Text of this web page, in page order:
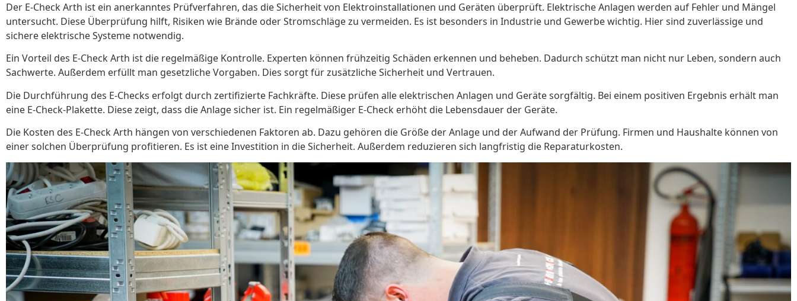
Der E-Check Arth ist ein anerkanntes Prüfverfahren, das die Sicherheit von Elektroinstallationen und Geräten überprüft. Elektrische Anlagen werden auf Fehler und Mängel
untersucht. Diese Überprüfung hilft, Risiken wie Brände oder Stromschläge zu vermeiden. Es ist besonders in Industrie und Gewerbe wichtig. Hier sind zuverlässige und
sichere elektrische Systeme notwendig.
Ein Vorteil des E-Check Arth ist die regelmäßige Kontrolle. Experten können frühzeitig Schäden erkennen und beheben. Dadurch schützt man nicht nur Leben, sondern auch
Sachwerte. Außerdem erfüllt man gesetzliche Vorgaben. Dies sorgt für zusätzliche Sicherheit und Vertrauen.
Die Durchführung des E-Checks erfolgt durch zertifizierte Fachkräfte. Diese prüfen alle elektrischen Anlagen und Geräte sorgfältig. Bei einem positiven Ergebnis erhält man
eine E-Check-Plakette. Diese zeigt, dass die Anlage sicher ist. Ein regelmäßiger E-Check erhöht die Lebensdauer der Geräte.
Die Kosten des E-Check Arth hängen von verschiedenen Faktoren ab. Dazu gehören die Größe der Anlage und der Aufwand der Prüfung. Firmen und Haushalte können von
einer solchen Überprüfung profitieren. Es ist eine Investition in die Sicherheit. Außerdem reduzieren sich langfristig die Reparaturkosten.